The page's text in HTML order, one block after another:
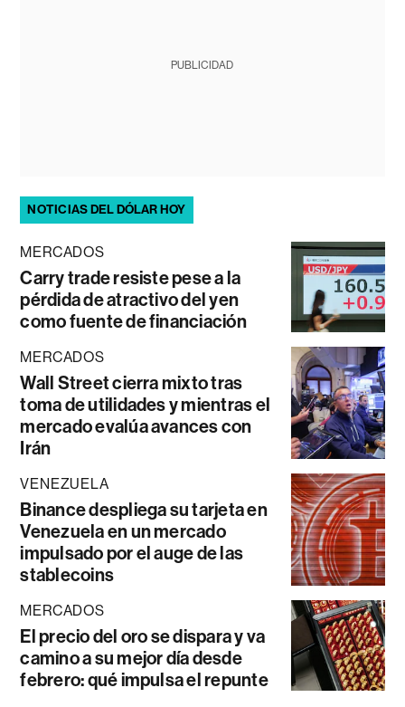
PUBLICIDAD
NOTICIAS DEL DÓLAR HOY
MERCADOS
Carry trade resiste pese a la
pérdida de atractivo del yen
como fuente de financiación
MERCADOS
Wall Street cierra mixto tras
toma de utilidades y mientras el
mercado evalúa avances con
Irán
VENEZUELA
Binance despliega su tarjeta en
Venezuela en un mercado
impulsado por el auge de las
stablecoins
MERCADOS
El precio del oro se dispara y va
camino a su mejor día desde
febrero: qué impulsa el repunte